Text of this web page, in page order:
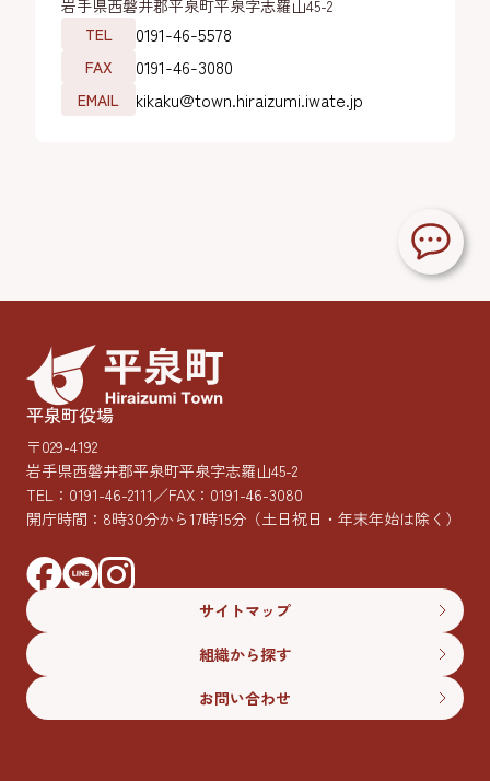
岩手県西磐井郡平泉町平泉字志羅山45-2
TEL
0191-46-5578
FAX 0191-46-3080
EMAIL kikaku@town.hiraizumi.iwate.jp
平泉町役場
〒029-4192
岩手県西磐井郡平泉町平泉字志羅山45-2
TEL： 0191-46-2111／FAX：0191-46-3080
開庁時間：8時30分から17時15分 （土日祝日・年末年始は除く）
サイトマップ
組織から探す
お問い合わせ